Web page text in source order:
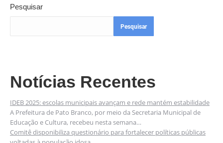
Pesquisar
Pesquisar
Notícias Recentes
IDEB 2025: escolas municipais avançam e rede mantém estabilidade
A Prefeitura de Pato Branco, por meio da Secretaria Municipal de
Educação e Cultura, recebeu nesta semana…
Comitê disponibiliza questionário para fortalecer políticas públicas